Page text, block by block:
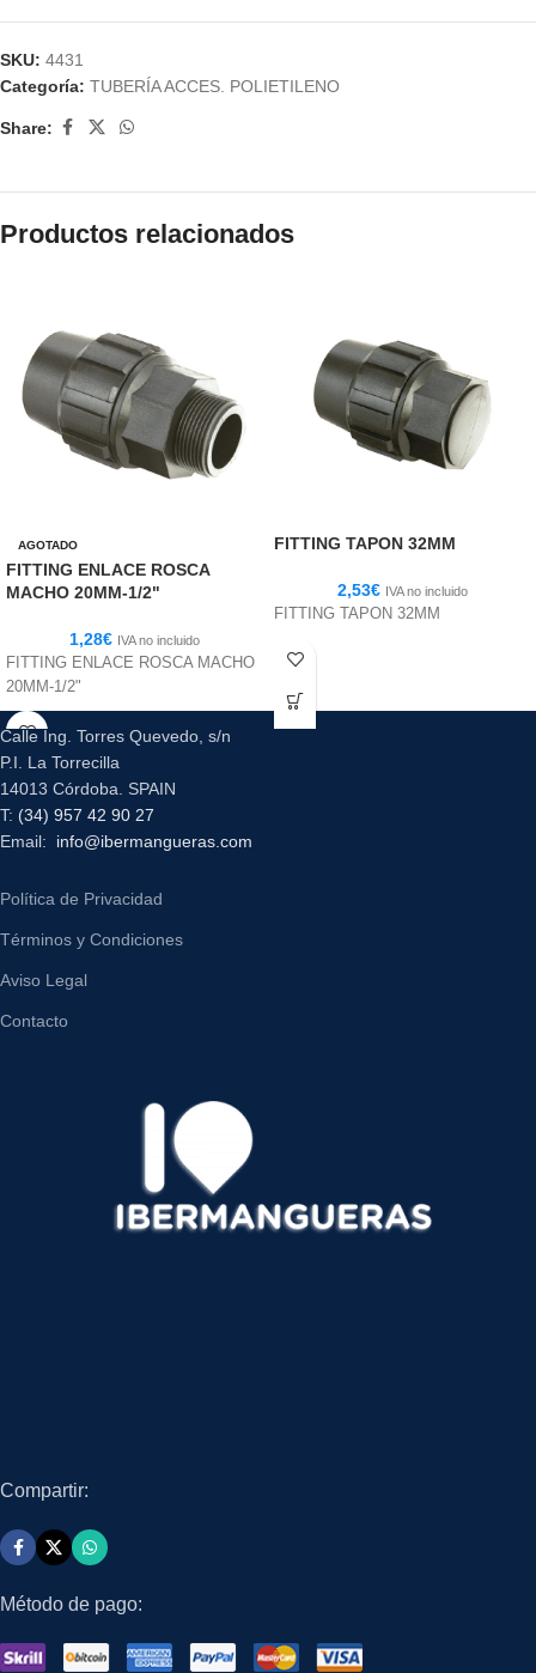
SKU: 4431
Categoría: TUBERÍA ACCES. POLIETILENO
Share:
Productos relacionados
AGOTADO
FITTING ENLACE ROSCA
MACHO 20MM-1/2"
1,28€ IVA no incluido
FITTING ENLACE ROSCA MACHO
20MM-1/2"
FITTING TAPON 32MM
2,53€ IVA no incluido
FITTING TAPON 32MM
Calle Ing. Torres Quevedo, s/n
P.I. La Torrecilla
14013 Córdoba. SPAIN
T: (34) 957 42 90 27
Email: info@ibermangueras.com
Política de Privacidad
Términos y Condiciones
Aviso Legal
Contacto
Compartir:
Método de pago: